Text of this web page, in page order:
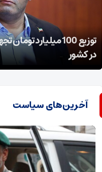
سارق معتاد: برای سرقت
موادمخدر دادم تا خوابش ببرد
آخرین‌های سیاست